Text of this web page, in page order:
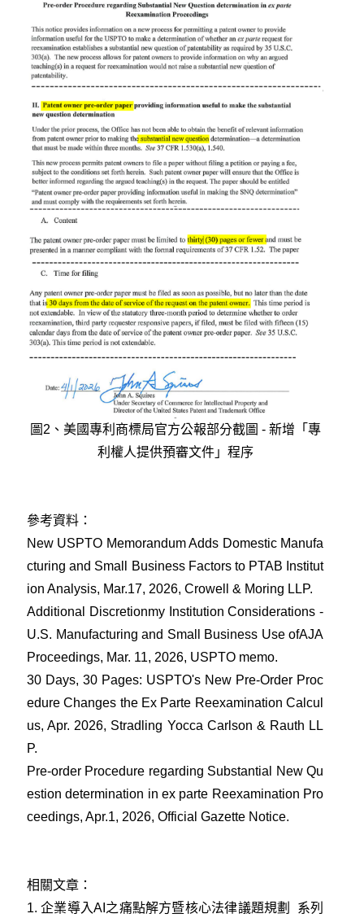
圖2、美國專利商標局官方公報部分截圖 - 新增「專
利權人提供預審文件」程序
參考資料：
New USPTO Memorandum Adds Domestic Manufa
cturing and Small Business Factors to PTAB Institut
ion Analysis, Mar.17, 2026, Crowell & Moring LLP.
Additional Discretionmy Institution Considerations -
U.S. Manufacturing and Small Business Use ofAJA
Proceedings, Mar. 11, 2026, USPTO memo.
30 Days, 30 Pages: USPTO's New Pre-Order Proc
edure Changes the Ex Parte Reexamination Calcul
us, Apr. 2026, Stradling Yocca Carlson & Rauth LL
P.
Pre-order Procedure regarding Substantial New Qu
estion determination in ex parte Reexamination Pro
ceedings, Apr.1, 2026, Official Gazette Notice.
相關文章：
1.企業導入AI之痛點解方暨核心法律議題規劃 系列